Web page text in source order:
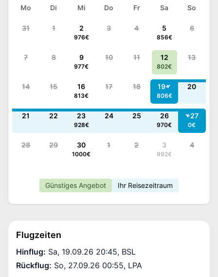
Mo Di Mi Do Fr Sa So
31 1 2
976€
3 4 5
856€
6
7 8 9
977€
10 11 12
802€
13
14 15 16
813€
17 18 19
806€
20
21 22 23
928€
24 25 26
970€
27
0€
28 29 30
1000€
1 2 3
992€
4
Günstiges Angebot Ihr Reisezeitraum
Flugzeiten
Hinflug: Sa, 19.09.26 20:45, BSL
Rückflug: So, 27.09.26 00:55, LPA